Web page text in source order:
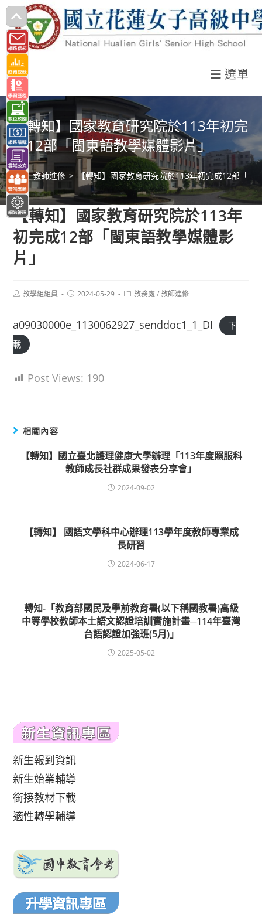
跳
轉
至
主
要
內
容
選單
【轉知】國家教育研究院於113年初完
成12部「閩東語教學媒體影片」
> 教師進修 > 【轉知】國家教育研究院於113年初完成12部「閩
【轉知】國家教育研究院於113年
初完成12部「閩東語教學媒體影
片」
Post教學組組員
Post2024-05-29
Post教務處 / 教師進修
a09030000e_1130062927_senddoc1_1_DI
下
載
Post Views: 190
相關內容
【轉知】國立臺北護理健康大學辦理「113年度照服科
教師成長社群成果發表分享會」
2024-09-02
【轉知】 國語文學科中心辦理113學年度教師專業成
長研習
2024-06-17
轉知-「教育部國民及學前教育署(以下稱國教署)高級
中等學校教師本土語文認證培訓實施計畫─114年臺灣
台語認證加強班(5月)」
2025-05-02
新生報到資訊
新生始業輔導
銜接教材下載
適性轉學輔導